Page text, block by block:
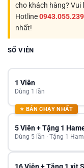
cho khách hàng?
Hotline0943.055.239
nhất!
SỐ VIÊN
1 Viên
Dùng 1 lần
⭐ BÁN CHẠY NHẤT
5 Viên + Tặng 1
Dùng 5 lần · Tặng 1